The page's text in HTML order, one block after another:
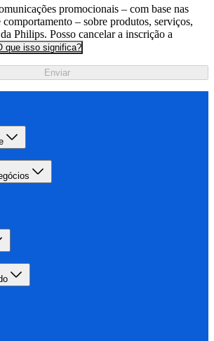
promocionais – com base nas
comportamento – sobre produtos, serviços,
Philips. Posso cancelar a inscrição a
que isso significa?
Enviar